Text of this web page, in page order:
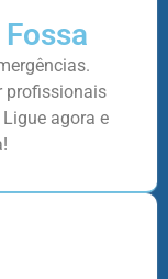
profissionais
agora e